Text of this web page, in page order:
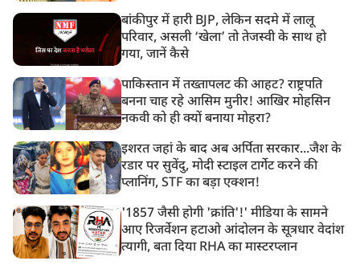
बांकीपुर में हारी BJP, लेकिन सदमे में लालू
परिवार, असली ‘खेला’ तो तेजस्वी के साथ हो
गया, जानें कैसे
पाकिस्तान में तख्तापलट की आहट? राष्ट्रपति
बनना चाह रहे आसिम मुनीर! आखिर मोहसिन
नकवी को ही क्यों बनाया मोहरा?
इशरत जहां के बाद अब अर्पिता सरकार...जैश के
रडार पर सुवेंदु, मोदी स्टाइल टार्गेट करने की
प्लानिंग, STF का बड़ा एक्शन!
'1857 जैसी होगी 'क्रांति'!' मीडिया के सामने
आए रिजर्वेशन हटाओ आंदोलन के सूत्रधार वेदांश
त्यागी, बता दिया RHA का मास्टरप्लान